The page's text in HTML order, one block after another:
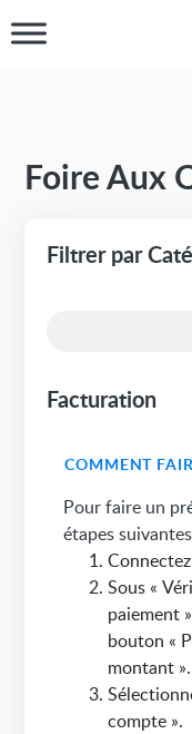
Foire Aux
Filtrer par
Facturation
COMMENT
Pour faire un
étapes
Sous «
paiement
bouton «
montant ».
compte ».